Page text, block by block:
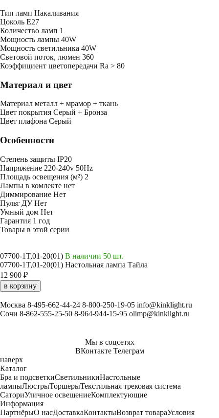
Тип ламп Накаливания
Цоколь E27
Количество ламп 1
Мощность лампы 40W
Мощность светильника 40W
Световой поток, люмен 360
Коэффициент цветопередачи Ra > 80
Материал и цвет
Mатериал металл + мрамор + ткань
Цвет покрытия Серый + Бронза
Цвет плафона Серый
Особенности
Степень защиты IP20
Напряжение 220-240v 50Hz
Площадь освещения (м²) 2
Лампы в комлекте нет
Диммирование Нет
Пульт ДУНет
Умный дом Нет
Гарантия 1 год
Товары в этой серии
07700-1T,01-20(01) В наличии 50 шт.
07700-1T,01-20(01) Настольная лампа Тайла
12 900 ₽
в корзину
Москва 8-495-662-44-24 8-800-250-19-05 info@kinklight.ru
Сочи 8-862-555-25-50 8-964-944-15-95 olimp@kinklight.ru
Мы в соцсетях
ВКонтакте Телеграм
наверх
Каталог
Бра и подсветкиСветильникиНастольные
лампыЛюстрыТоршерыТекстильная трековая система
СаториУличное освещениеКомплектующие
Информация
ПартнёрыО насДоставкаКонтактыВозврат товараУсловия